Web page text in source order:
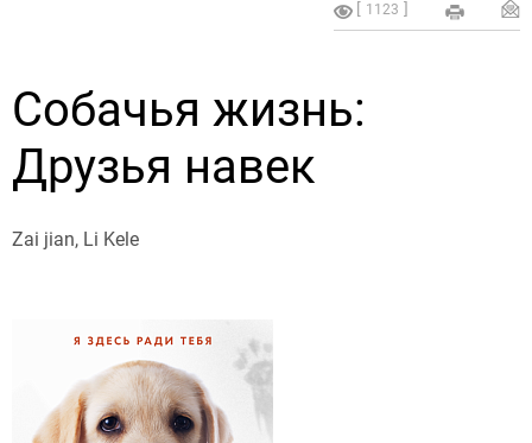
1123
Собачья жизнь:
Друзья навек
Zai jian, Li Kele